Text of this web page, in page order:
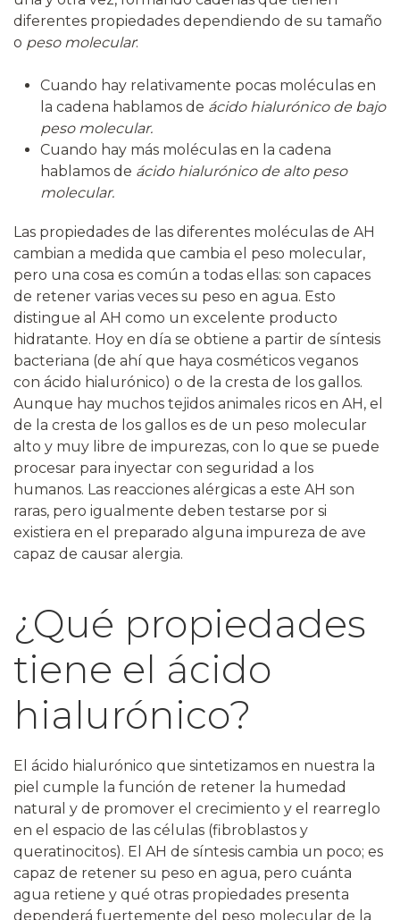
diferentes propiedades dependiendo de su tamaño
o peso molecular:
Cuando hay relativamente pocas moléculas en
la cadena hablamos de ácido hialurónico de bajo
peso molecular.
Cuando hay más moléculas en la cadena
hablamos de ácido hialurónico de alto peso
molecular.
Las propiedades de las diferentes moléculas de AH
cambian a medida que cambia el peso molecular,
pero una cosa es común a todas ellas: son capaces
de retener varias veces su peso en agua. Esto
distingue al AH como un excelente producto
hidratante. Hoy en día se obtiene a partir de síntesis
bacteriana (de ahí que haya cosméticos veganos
con ácido hialurónico) o de la cresta de los gallos.
Aunque hay muchos tejidos animales ricos en AH, el
de la cresta de los gallos es de un peso molecular
alto y muy libre de impurezas, con lo que se puede
procesar para inyectar con seguridad a los
humanos. Las reacciones alérgicas a este AH son
raras, pero igualmente deben testarse por si
existiera en el preparado alguna impureza de ave
capaz de causar alergia.
¿Qué propiedades
tiene el ácido
hialurónico?
El ácido hialurónico que sintetizamos en nuestra la
piel cumple la función de retener la humedad
natural y de promover el crecimiento y el rearreglo
en el espacio de las células (fibroblastos y
queratinocitos). El AH de síntesis cambia un poco; es
capaz de retener su peso en agua, pero cuánta
agua retiene y qué otras propiedades presenta
dependerá fuertemente del peso molecular de la